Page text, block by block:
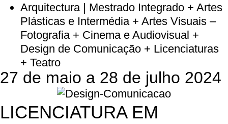
Arquitectura | Mestrado Integrado + Artes
Plásticas e Intermédia + Artes Visuais –
Fotografia + Cinema e Audiovisual +
Design de Comunicação + Licenciaturas
+ Teatro
27 de maio a 28 de julho 2024
LICENCIATURA EM